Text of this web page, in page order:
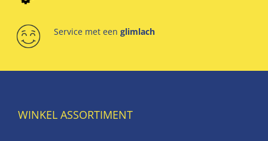
Service met een glimlach
WINKEL ASSORTIMENT